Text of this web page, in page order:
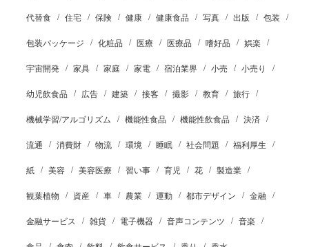
代替食 住宅 保険 健康 健康食品 写真 出版 包装
包装パッケージ 化粧品 医療 医療品 嗜好品 娯楽
宇宙開発 家具 家庭 家電 宿泊業界 小売 小売り
幼児飲食品 広告 建築 接客 撮影 教育 旅行
機械学習/アルゴリズム 機能性食品 機能性飲食品 決済
流通 消費財 物流 環境 睡眠 社会問題 福利厚生
紙 美容 美容医療 習い事 育児 花 製造業
観葉植物 資産 車 農業 運動 都市デザイン 金融
金融サービス 雑貨 電子機器 音声コンテンツ 音楽